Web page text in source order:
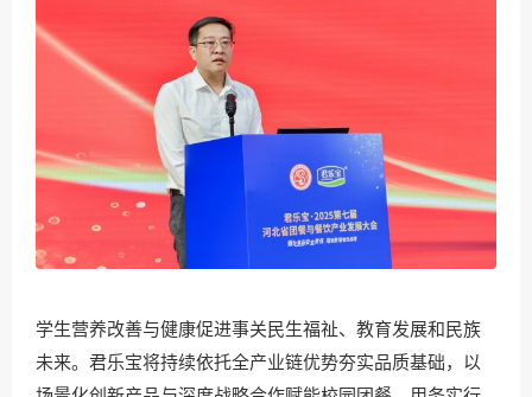
学生营养改善与健康促进事关民生福祉、教育发展和民族
未来。君乐宝将持续依托全产业链优势夯实品质基础，以